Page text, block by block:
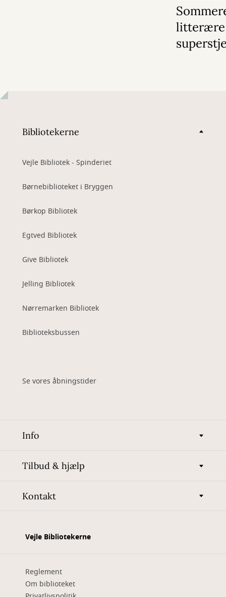
litterære
Bibliotekerne
Vejle Bibliotek - Spinderiet
Børnebiblioteket i Bryggen
Børkop Bibliotek
Egtved Bibliotek
Give Bibliotek
Jelling Bibliotek
Nørremarken Bibliotek
Biblioteksbussen
Se vores åbningstider
Info
Tilbud & hjælp
Kontakt
Vejle Bibliotekerne
Reglement
Om biblioteket